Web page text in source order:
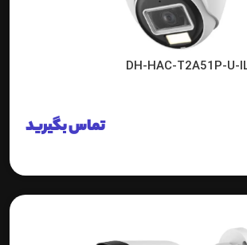
تماس بگیرید